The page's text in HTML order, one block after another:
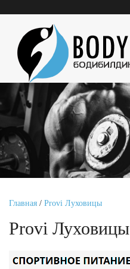
Главная / Provi Луховицы
Provi Луховицы